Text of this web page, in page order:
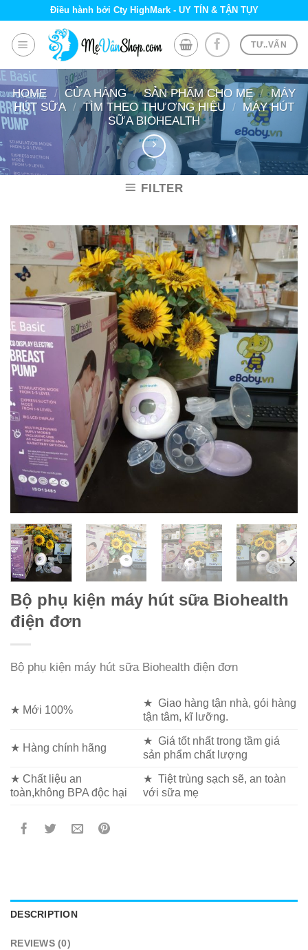
content
Điều hành bởi Cty HighMark - UY TÍN & TẬN TỤY
TƯ..VẤN
HOME / CỬA HÀNG / SẢN PHẨM CHO MẸ / MÁY
HÚT SỮA / TÌM THEO THƯƠNG HIỆU / MÁY HÚT
SỮA BIOHEALTH
FILTER
Bộ phụ kiện máy hút sữa Biohealth
điện đơn
Bộ phụ kiện máy hút sữa Biohealth điện đơn
★ Mới 100%
★ Giao hàng tận nhà, gói hàng
tận tâm, kĩ lưỡng.
★ Hàng chính hãng
★ Giá tốt nhất trong tầm giá
sản phẩm chất lượng
★ Chất liệu an
toàn,không BPA độc hại
★ Tiệt trùng sạch sẽ, an toàn
với sữa mẹ
DESCRIPTION
REVIEWS (0)